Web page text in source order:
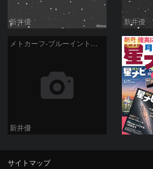
新井優 新井優
メトカーフ-ブルーイントン彗星 (97P)の予報位置：2020/10/24
新井優
PR
サイトマップ